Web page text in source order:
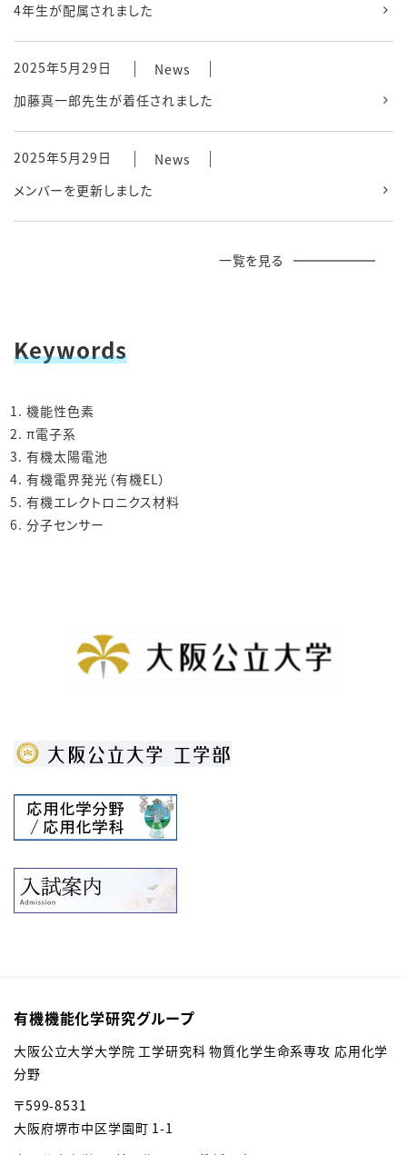
4年生が配属されました
2025年5月29日
News
加藤真一郎先生が着任されました
2025年5月29日
News
メンバーを更新しました
一覧を見る
Keywords
機能性色素
π電子系
有機太陽電池
有機電界発光（有機EL）
有機エレクトロニクス材料
分子センサー
有機機能化学研究グループ
大阪公立大学大学院 工学研究科 物質化学生命系専攻 応用化学
分野
〒599-8531
大阪府堺市中区学園町 1-1